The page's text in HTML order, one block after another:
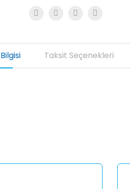
Taksit Seçenekleri